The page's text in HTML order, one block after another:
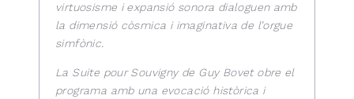
virtuosisme i expansió sonora dialoguen amb
la dimensió còsmica i imaginativa de l’orgue
simfònic.
La Suite pour Souvigny de Guy Bovet obre el
programa amb una evocació històrica i